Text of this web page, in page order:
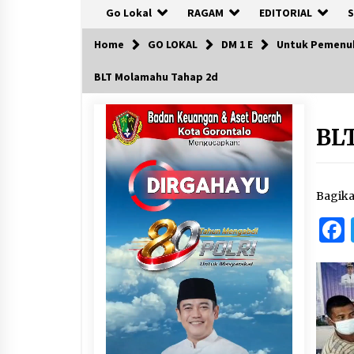
Go Lokal RAGAM EDITORIAL
Home GO LOKAL DM 1 E Untuk
BLT Molamahu Tahap 2d